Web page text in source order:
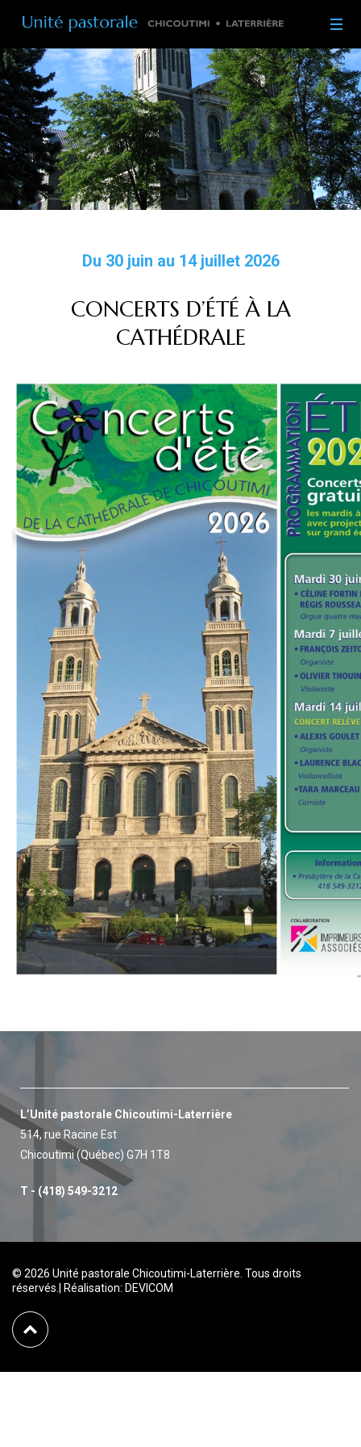
Du 30 juin au 14 juillet 2026
CONCERTS D’ÉTÉ À LA
CATHÉDRALE
L’Unité pastorale Chicoutimi-Laterrière
514, rue Racine Est
Chicoutimi (Québec) G7H 1T8
T - (418) 549-3212
© 2026 Unité pastorale Chicoutimi-Laterrière. Tous droits
réservés.
Réalisation: DEVICOM